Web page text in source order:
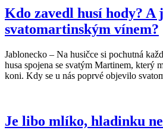
Kdo zavedl husí hody? A
svatomartinským vínem?
Jablonecko – Na husičce si pochutná
husa spojena se svatým Martinem, který
koni. Kdy se u nás poprvé objevilo
Je libo mlíko, hladinku